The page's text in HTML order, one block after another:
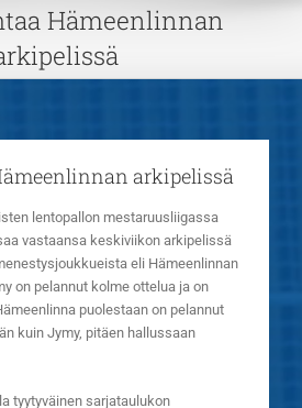
Hämeenlinnan
arkipelissä
lentopallon mestaruusliigassa
vastaansa keskiviikon arkipelissä
eli Hämeenlinnan
on pelannut kolme ottelua ja on
puolestaan on pelannut
kuin Jymy, pitäen hallussaan
tyytyväinen sarjataulukon